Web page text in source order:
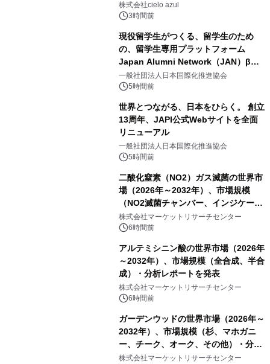
株式会社cielo azul
3時間前
現役留学生がつくる、留学生のため
の、留学生専用プラットフォーム
Japan Alumni Network（JAN）β版
をリリース
一般社団法人日本国際化推進協会
5時間前
世界とつながる、日本をひらく。 創立
13周年、JAPI公式Webサイトを全面
リニューアル
一般社団法人日本国際化推進協会
5時間前
二酸化窒素（NO2）ガス滅菌の世界市
場（2026年～2032年）、市場規模
（NO2滅菌チャンバー、インジケータ
ーおよびモニタリングシステム、その
他）・分析レポートを発表
株式会社マーケットリサーチセンター
6時間前
アルテミシニン酸の世界市場（2026年
～2032年）、市場規模（全合成、半合
成）・分析レポートを発表
株式会社マーケットリサーチセンター
6時間前
ガーデンウッドの世界市場（2026年～
2032年）、市場規模（杉、マホガニ
ー、チーク、オーク、その他）・分析
レポートを発表
株式会社マーケットリサーチセンター